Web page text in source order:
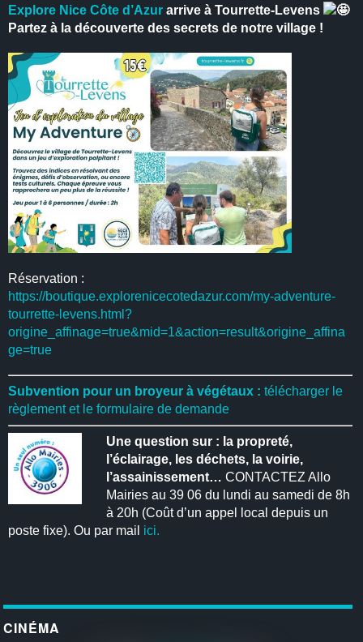
Explore Nice Côte d’Azur arrive à Tourrette-Levens
Partez à la découverte des secrets de notre village !
Réservation :
https://boutique.explorenicecotedazur.com/my-adventure-
tourrette-levens.html?
origine_affinage=true&mid=1&action=result&origine_affina
ge=true
Subvention pour un broyeur à végétaux : télécharger le
règlement et le formulaire de demande
Une question sur : la propreté,
l’éclairage, les déchets, la voirie,
l’assainissement… CONTACTEZ Allo
Mairies au 39 06 du lundi au samedi de 8h
à 20h (Coût d’un appel local depuis un
poste fixe). Ou par mail ici.
CINÉMA